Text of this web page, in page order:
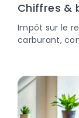
Chiffres &
Impôt sur le
carburant,